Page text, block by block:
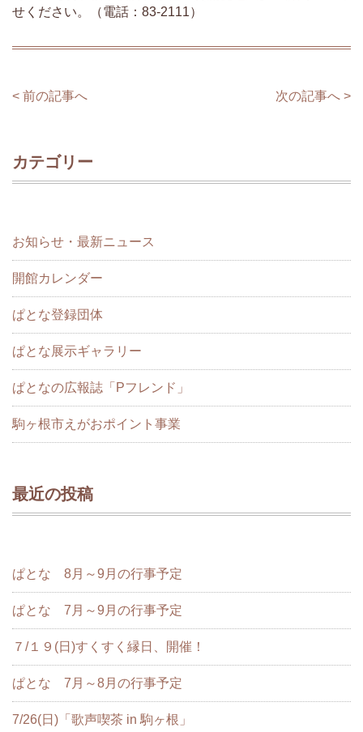
せください。（電話：83-2111）
< 前の記事へ 次の記事へ >
カテゴリー
お知らせ・最新ニュース
開館カレンダー
ぱとな登録団体
ぱとな展示ギャラリー
ぱとなの広報誌「Pフレンド」
駒ヶ根市えがおポイント事業
最近の投稿
ぱとな 8月～9月の行事予定
ぱとな 7月～9月の行事予定
７/１９(日)すくすく縁日、開催！
ぱとな 7月～8月の行事予定
7/26(日)「歌声喫茶 in 駒ヶ根」